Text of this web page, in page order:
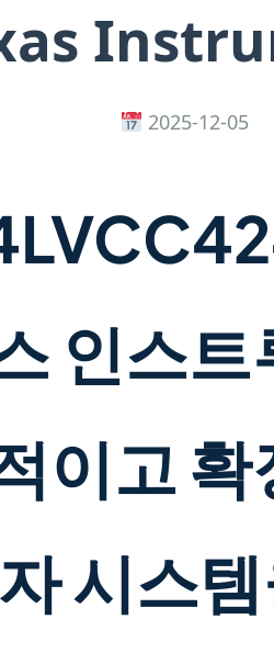
2025-12-05
인스
이고 확
시스